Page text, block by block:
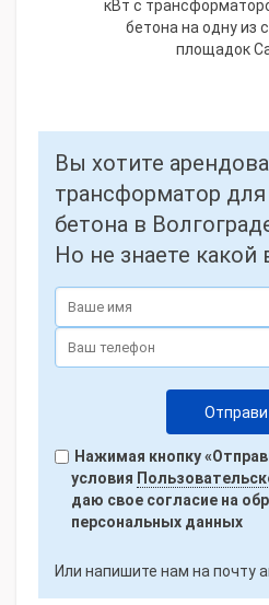
кВт с
бетона на одну из
площадок
Вы хотите
трансформатор для
бетона в
Но не знаете какой
Нажимая кнопку
условия
даю свое согласие на
персональных данных
Или напишите нам на почту